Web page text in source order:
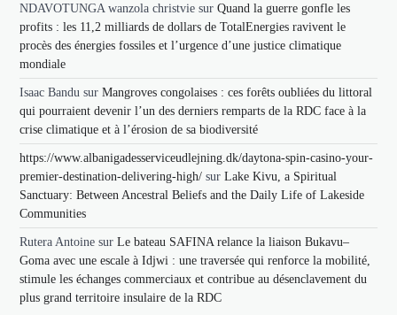
NDAVOTUNGA wanzola christvie surQuand la guerre gonfle les
profits : les 11,2 milliards de dollars de TotalEnergies ravivent le
procès des énergies fossiles et l’urgence d’une justice climatique
mondiale
Isaac Bandu surMangroves congolaises : ces forêts oubliées du littoral
qui pourraient devenir l’un des derniers remparts de la RDC face à la
crise climatique et à l’érosion de sa biodiversité
https://www.albanigadesserviceudlejning.dk/daytona-spin-casino-your-
premier-destination-delivering-high/ surLake Kivu, a Spiritual
Sanctuary: Between Ancestral Beliefs and the Daily Life of Lakeside
Communities
Rutera Antoine surLe bateau SAFINA relance la liaison Bukavu–
Goma avec une escale à Idjwi : une traversée qui renforce la mobilité,
stimule les échanges commerciaux et contribue au désenclavement du
plus grand territoire insulaire de la RDC